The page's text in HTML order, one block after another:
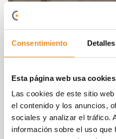
Consentimiento Detalles
Esta página web usa cookies
Las cookies de este sitio
el contenido y los anuncios,
sociales y analizar el tráfico.
información sobre el uso que